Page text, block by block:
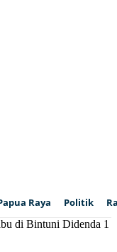
Raya Politik
di Bintuni Didenda 1